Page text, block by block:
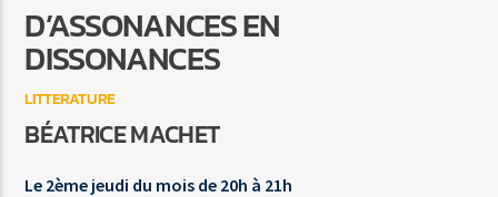
Agora Côte d’Azur
Agora Menton/Monaco
D’ASSONANCES EN
DISSONANCES
LITTERATURE
BÉATRICE MACHET
Le 2ème jeudi du mois de 20h à 21h